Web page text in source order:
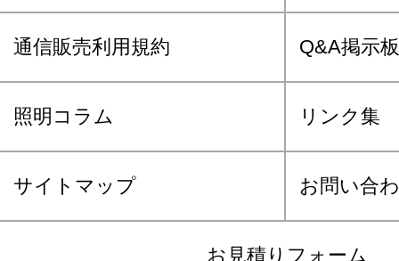
通信販売利用規約 Q&A掲示板
照明コラム リンク集
サイトマップ お問い合
お見積りフォーム